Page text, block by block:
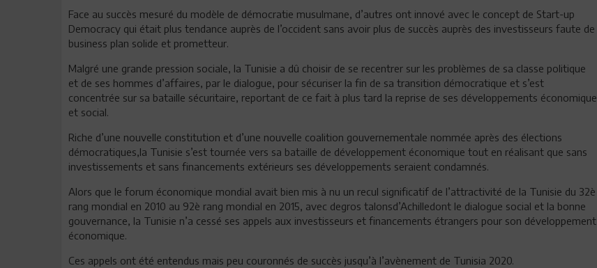
Face au succès mesuré du modèle de démocratie musulmane, d’autres ont innové avec le concept de Start-up
Democracy qui était plus tendance auprès de l’occident sans avoir plus de succès auprès des investisseurs faute de
business plan solide et prometteur.
Malgré une grande pression sociale, la Tunisie a dû choisir de se recentrer sur les problèmes de sa classe politique
et de ses hommes d’affaires, par le dialogue, pour sécuriser la fin de sa transition démocratique et s’est
concentrée sur sa bataille sécuritaire, reportant de ce fait à plus tard la reprise de ses développements économique
et social.
Riche d’une nouvelle constitution et d’une nouvelle coalition gouvernementale nommée après des élections
démocratiques,la Tunisie s’est tournée vers sa bataille de développement économique tout en réalisant que sans
investissements et sans financements extérieurs ses développements seraient condamnés.
Alors que le forum économique mondial avait bien mis à nu un recul significatif de l’attractivité de la Tunisie du 32è
rang mondial en 2010 au 92è rang mondial en 2015, avec degros talonsd’Achilledont le dialogue social et la bonne
gouvernance, la Tunisie n’a cessé ses appels aux investisseurs et financements étrangers pour son développement
économique.
Ces appels ont été entendus mais peu couronnés de succès jusqu’à l’avènement de Tunisia 2020.